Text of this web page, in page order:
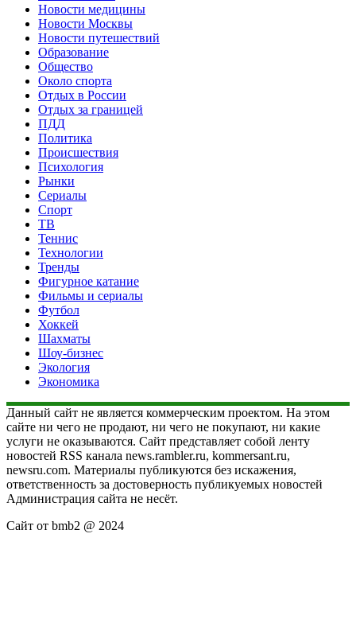
Новости медицины
Новости Москвы
Новости путешествий
Образование
Общество
Около спорта
Отдых в России
Отдых за границей
ПДД
Политика
Происшествия
Психология
Рынки
Сериалы
Спорт
ТВ
Теннис
Технологии
Тренды
Фигурное катание
Фильмы и сериалы
Футбол
Хоккей
Шахматы
Шоу-бизнес
Экология
Экономика
Данный сайт не является коммерческим проектом. На этом
сайте ни чего не продают, ни чего не покупают, ни какие
услуги не оказываются. Сайт представляет собой ленту
новостей RSS канала news.rambler.ru, kommersant.ru,
newsru.com. Материалы публикуются без искажения,
ответственность за достоверность публикуемых новостей
Администрация сайта не несёт.
Сайт от bmb2 @ 2024